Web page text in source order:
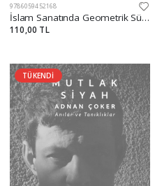
9786059452168
İslam Sanatında Geometrik Süsleme
110,00 TL
TÜKENDİ